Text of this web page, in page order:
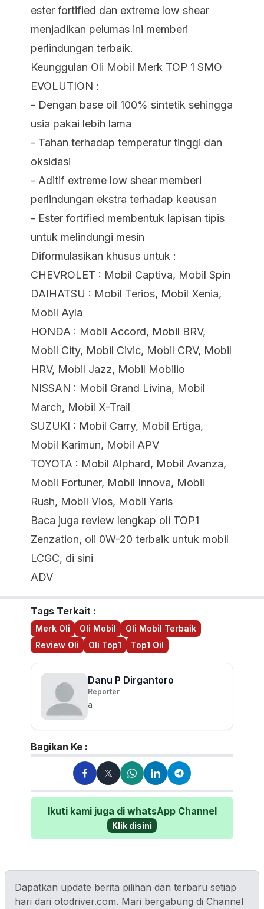
ester fortified dan extreme low shear
menjadikan pelumas ini memberi
perlindungan terbaik.
Keunggulan Oli Mobil Merk TOP 1 SMO
EVOLUTION :
- Dengan base oil 100% sintetik sehingga
usia pakai lebih lama
- Tahan terhadap temperatur tinggi dan
oksidasi
- Aditif extreme low shear memberi
perlindungan ekstra terhadap keausan
- Ester fortified membentuk lapisan tipis
untuk melindungi mesin
Diformulasikan khusus untuk :
CHEVROLET : Mobil Captiva, Mobil Spin
DAIHATSU : Mobil Terios, Mobil Xenia,
Mobil Ayla
HONDA : Mobil Accord, Mobil BRV,
Mobil City, Mobil Civic, Mobil CRV, Mobil
HRV, Mobil Jazz, Mobil Mobilio
NISSAN : Mobil Grand Livina, Mobil
March, Mobil X-Trail
SUZUKI : Mobil Carry, Mobil Ertiga,
Mobil Karimun, Mobil APV
TOYOTA : Mobil Alphard, Mobil Avanza,
Mobil Fortuner, Mobil Innova, Mobil
Rush, Mobil Vios, Mobil Yaris
Baca juga review lengkap oli TOP1
Zenzation, oli 0W-20 terbaik untuk mobil
LCGC, di sini
ADV
Tags Terkait :
Merk Oli Oli Mobil
Oli Mobil Terbaik
Review Oli
Oli Top1 Top1 Oil
Danu P Dirgantoro
Reporter
a
Bagikan Ke :
Ikuti kami juga di whatsApp Channel
Klik disini
Dapatkan update berita pilihan dan terbaru setiap
hari dari otodriver.com. Mari bergabung di Channel